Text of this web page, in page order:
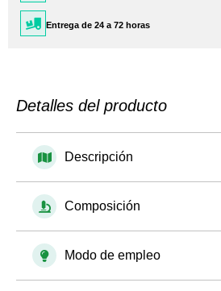
Entrega de 24 a 72 horas
Detalles del producto
Descripción
Composición
Modo de empleo